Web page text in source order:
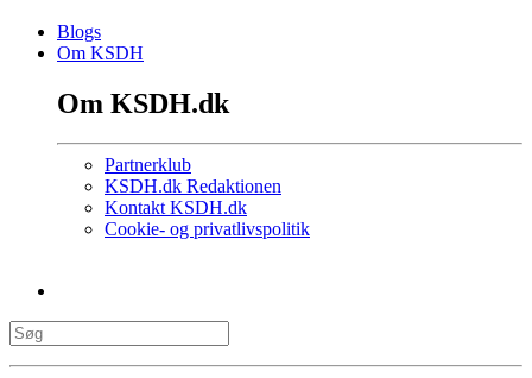
Blogs
Om KSDH
Om KSDH.dk
Partnerklub
KSDH.dk Redaktionen
Kontakt KSDH.dk
Cookie- og privatlivspolitik